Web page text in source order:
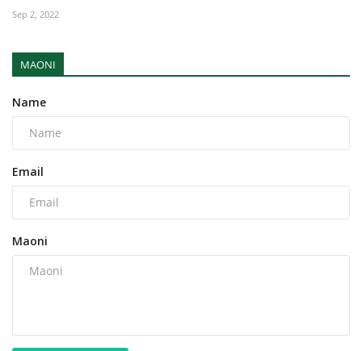
Sep 2, 2022
MAONI
Name
Email
Maoni